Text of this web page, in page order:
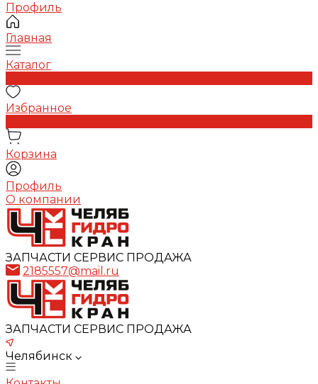
Профиль
Главная
Каталог
Избранное
Корзина
Профиль
О компании
ЗАПЧАСТИ СЕРВИС ПРОДАЖА
2185557@mail.ru
ЗАПЧАСТИ СЕРВИС ПРОДАЖА
Челябинск